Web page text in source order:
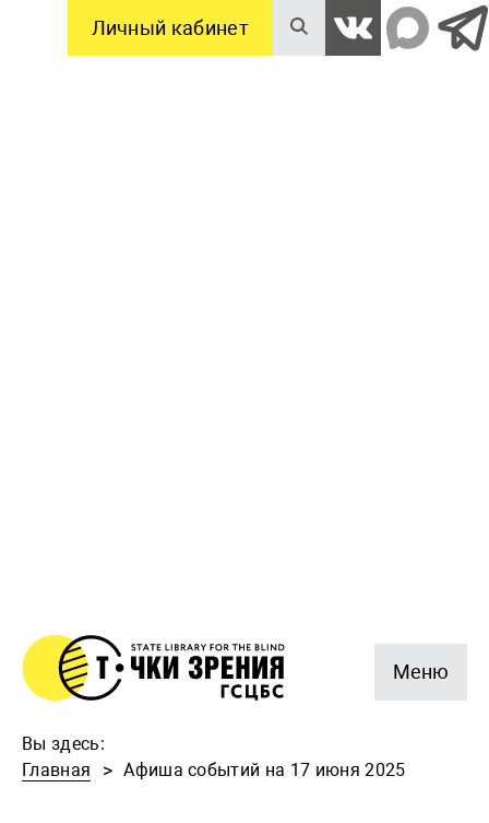
Меню
Личный кабинет
Вы здесь:
Главная
Афиша событий на 17 июня 2025